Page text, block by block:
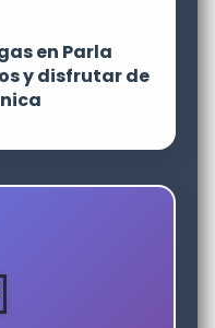
en Parla
y disfrutar de